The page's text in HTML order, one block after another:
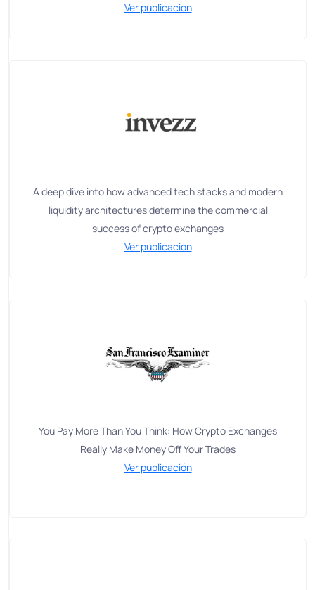
Ver publicación
A deep dive into how advanced tech stacks and modern
liquidity architectures determine the commercial
success of crypto exchanges
Ver publicación
You Pay More Than You Think: How Crypto Exchanges
Really Make Money Off Your Trades
Ver publicación